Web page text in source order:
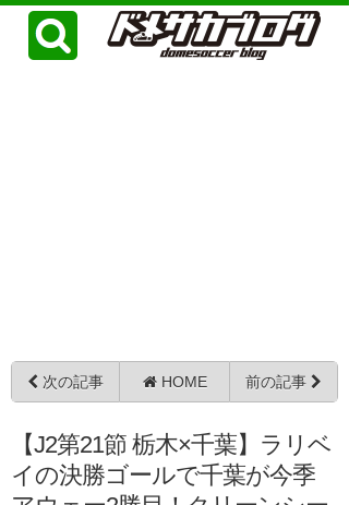
次の記事 HOME 前の記事
【J2第21節 栃木×千葉】ラリベ
イの決勝ゴールで千葉が今季